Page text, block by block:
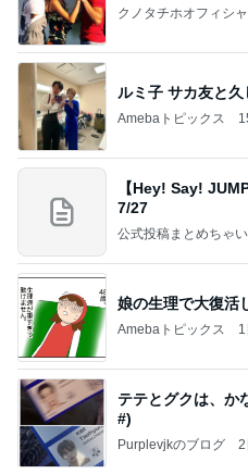
クノタチホオフィシ
ルミ子 サカ友と
Amebaトピックス
【Hey! Say!
7/27
公式投稿まとめちゃ
娘の生理で大復活
Amebaトピックス
テテとグクは、か
#)
Purplevjkのブログ 2